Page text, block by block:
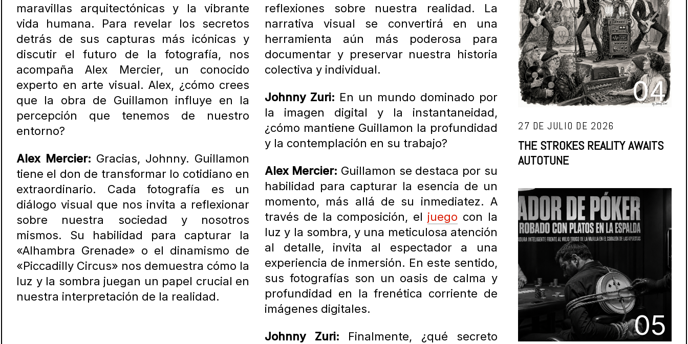
maravillas arquitectónicas y la vibrante
vida humana. Para revelar los secretos
detrás de sus capturas más icónicas y
discutir el futuro de la fotografía, nos
acompaña Alex Mercier, un conocido
experto en arte visual. Alex, ¿cómo crees
que la obra de Guillamon influye en la
percepción que tenemos de nuestro
entorno?
Alex Mercier: Gracias, Johnny. Guillamon
tiene el don de transformar lo cotidiano en
extraordinario. Cada fotografía es un
diálogo visual que nos invita a reflexionar
sobre nuestra sociedad y nosotros
mismos. Su habilidad para capturar la
«Alhambra Grenade» o el dinamismo de
«Piccadilly Circus» nos demuestra cómo la
luz y la sombra juegan un papel crucial en
nuestra interpretación de la realidad.
reflexiones sobre nuestra realidad. La
narrativa visual se convertirá en una
herramienta aún más poderosa para
documentar y preservar nuestra historia
colectiva y individual.
Johnny Zuri: En un mundo dominado por
la imagen digital y la instantaneidad,
¿cómo mantiene Guillamon la profundidad
y la contemplación en su trabajo?
Alex Mercier: Guillamon se destaca por su
habilidad para capturar la esencia de un
momento, más allá de su inmediatez. A
través de la composición, el juego con la
luz y la sombra, y una meticulosa atención
al detalle, invita al espectador a una
experiencia de inmersión. En este sentido,
sus fotografías son un oasis de calma y
profundidad en la frenética corriente de
imágenes digitales.
Johnny Zuri: Finalmente, ¿qué secreto
04
27 DE JULIO DE 2026
THE STROKES REALITY AWAITS
AUTOTUNE
05